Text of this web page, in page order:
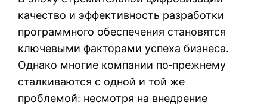
качество и эффективность разработки
программного обеспечения становятся
ключевыми факторами успеха бизнеса.
Однако многие компании по‑прежнему
сталкиваются с одной и той же
проблемой: несмотря на внедрение